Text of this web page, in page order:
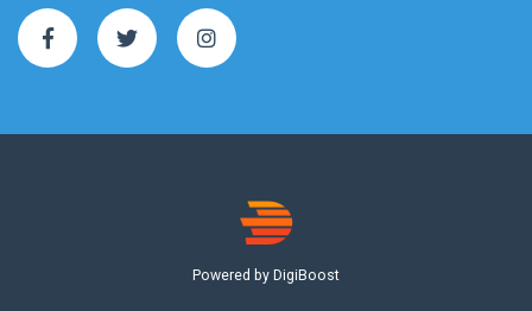
Powered by DigiBoost